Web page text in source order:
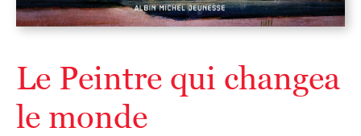
Le Peintre qui changea
le monde